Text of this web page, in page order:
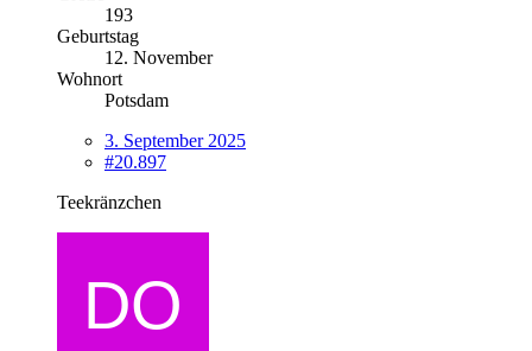
193
Geburtstag
12. November
Wohnort
Potsdam
3. September 2025
#20.897
Teekränzchen